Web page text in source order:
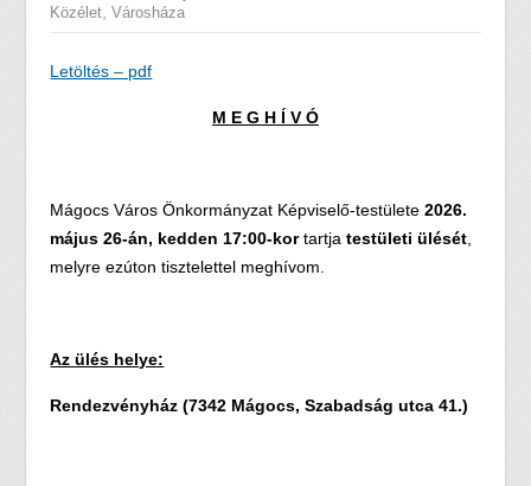
Közélet ,Városháza
Letöltés – pdf
M E G H Í V Ó
Mágocs Város Önkormányzat Képviselő-testülete2026.
május 26-án, kedden 17:00-kortartjatestületi ülését
melyre ezúton tisztelettel meghívom.
Az ülés helye:
Rendezvényház (7342 Mágocs, Szabadság utca 41.)